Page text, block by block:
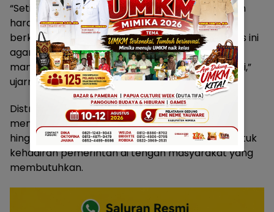
“Setiap rumah yang rusak menyimpan cerita dan
harapan sebuah keluarga. Karena itu, kami
berkomitmen mengawal seluruh tahapan proses ini
agar bantuan yang diberikan tepat sasaran dan
mampu membantu masyarakat bangkit kembali,”
ujarnya.
Distrik Mimika Baru menegaskan akan terus
mendampingi dan mengawal proses verifikasi
hingga penyaluran bantuan selesai, sebagai bentuk
kehadiran pemerintah di tengah masyarakat yang
membutuhkan.